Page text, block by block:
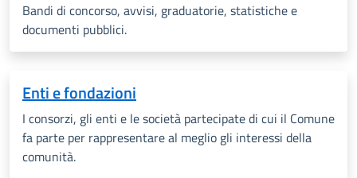
Bandi di concorso, avvisi, graduatorie, statistiche e
documenti pubblici.
Enti e fondazioni
I consorzi, gli enti e le società partecipate di cui il Comune
fa parte per rappresentare al meglio gli interessi della
comunità.